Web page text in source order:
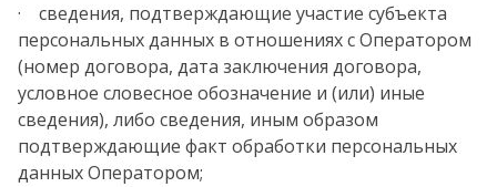
· сведения, подтверждающие участие субъекта
персональных данных в отношениях с Оператором
(номер договора, дата заключения договора,
условное словесное обозначение и (или) иные
сведения), либо сведения, иным образом
подтверждающие факт обработки персональных
данных Оператором;